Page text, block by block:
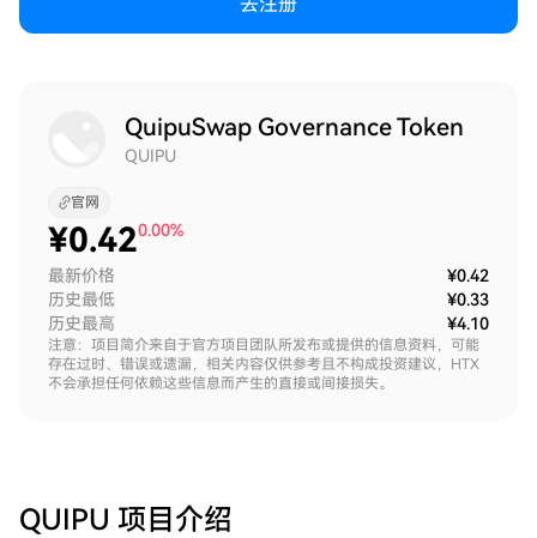
QuipuSwap Governance Token
QUIPU
官网
¥0.420.00%
最新价格
¥0.42
历史最低
¥0.33
历史最高
¥4.10
注意：项目简介来自于官方项目团队所发布或提供的信息资料，可能
存在过时、错误或遗漏，相关内容仅供参考且不构成投资建议，HTX
不会承担任何依赖这些信息而产生的直接或间接损失。
QUIPU 项目介绍